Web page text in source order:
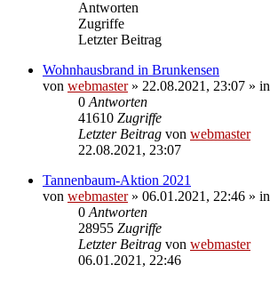
Antworten
Zugriffe
Letzter Beitrag
Wohnhausbrand in Brunkensen
von webmaster» 22.08.2021, 23:07 » in
0 Antworten
41610 Zugriffe
Letzter Beitrag von webmaster
22.08.2021, 23:07
Tannenbaum-Aktion 2021
von webmaster» 06.01.2021, 22:46 » in
0 Antworten
28955 Zugriffe
Letzter Beitrag von webmaster
06.01.2021, 22:46